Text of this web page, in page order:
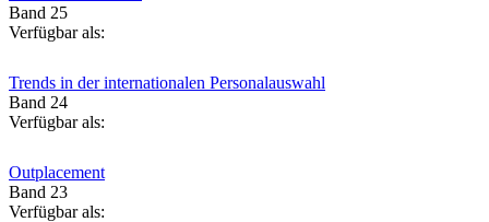
Band 25
Verfügbar als:
Trends in der internationalen Personalauswahl
Band 24
Verfügbar als:
Outplacement
Band 23
Verfügbar als: